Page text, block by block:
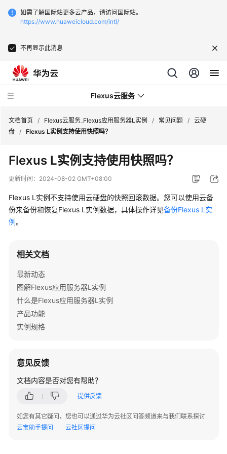
如需了解国际站更多云产品，请访问国际站。
https://www.huaweicloud.com/intl/
不再显示此消息
Flexus云服务
最
动
态
介
绍
快
速
入
门
户
南
佳
实
文档首页 / Flexus云服务_Flexus应用服务器L实例 / 常见问题 / 云硬
盘 / Flexus L实例支持使用快照吗？
Flexus L实例支持使用快照吗？
更新时间： 2024-08-02 GMT+08:00
Flexus L实例不支持使用云硬盘的快照回滚数据。您可以使用云备
份来备份和恢复Flexus L实例数据，具体操作详见备份Flexus L实
例。
相关文档
最新动态
图解Flexus应用服务器L实例
什么是Flexus应用服务器L实例
产品功能
实例规格
意见反馈
文档内容是否对您有帮助？
提供反馈
如您有其它疑问，您也可以通过华为云社区问答频道来与我们联系探讨
云宝助手提问
云社区提问